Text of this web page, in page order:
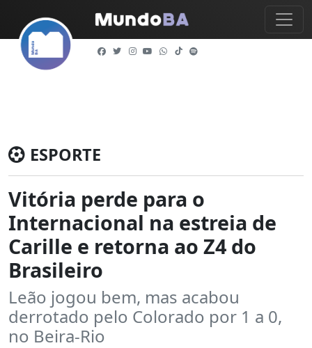
ESPORTE
Vitória perde para o
Internacional na estreia de
Carille e retorna ao Z4 do
Brasileiro
Leão jogou bem, mas acabou
derrotado pelo Colorado por 1 a 0,
no Beira-Rio